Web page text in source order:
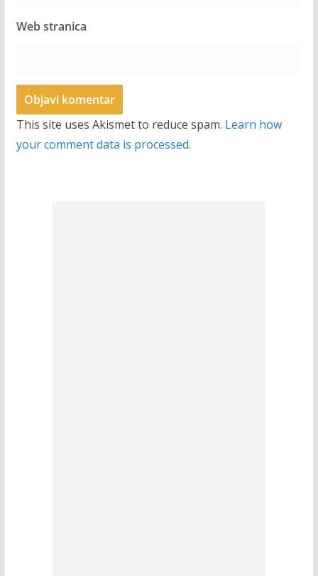
Web stranica
This site uses Akismet to reduce spam. Learn how
your comment data is processed.